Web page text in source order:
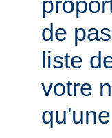
de
liste
votre